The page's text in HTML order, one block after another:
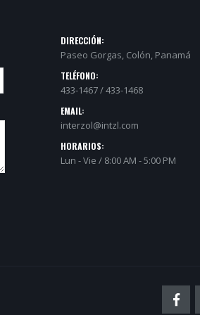
DIRECCIÓN:
Paseo Gorgas, Colón, Panamá
TELÉFONO:
433-1467 / 433-1468
EMAIL:
interzol@intzl.com
HORARIOS:
Lun - Vie / 8:00 AM - 5:00 PM